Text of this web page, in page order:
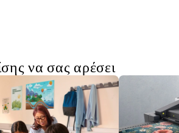
να σας αρέσει